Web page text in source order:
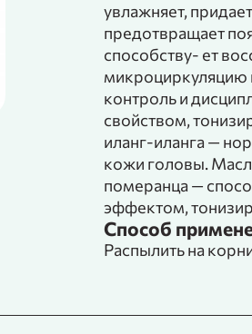
увлажняет,
предотвращает
способству- ет
микроциркуляцию
контроль и
свойством,
иланг-иланга —
кожи головы.
померанца —
эффектом,
Способ
Распылить на